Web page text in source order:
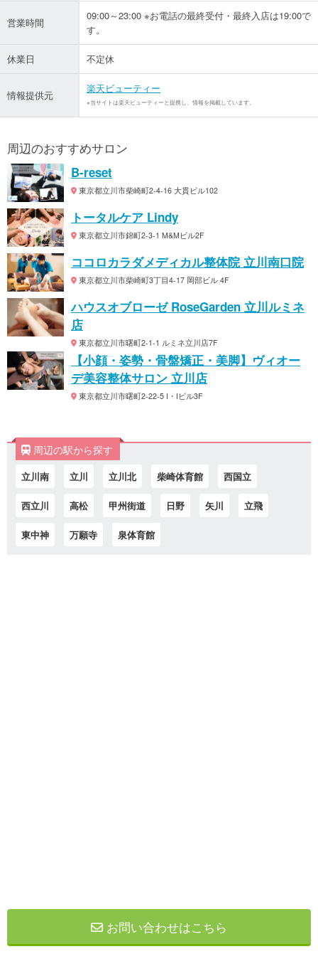
営業時間
09:00～23:00 ※お電話の最終受付・最終入店は19:00で
す。
休業日 不定休
情報提供元
楽天ビューティー
※当サイトは楽天ビューティーと提携し、情報を掲載しています。
周辺のおすすめサロン
B-reset
東京都立川市柴崎町2-4-16 大貫ビル102
トータルケア Lindy
東京都立川市錦町2-3-1 M&Mビル2F
ココロカラダメディカル整体院 立川南口院
東京都立川市柴崎町3丁目4-17 岡部ビル 4F
ハウスオブローゼ RoseGarden 立川ルミネ
店
東京都立川市曙町2-1-1 ルミネ立川店7F
【小顔・姿勢・骨盤矯正・美脚】ヴィオー
デ美容整体サロン 立川店
東京都立川市曙町2-22-5 I・Iビル3F
周辺の駅から探す
立川南 立川 立川北 柴崎体育館 西国立
西立川 高松 甲州街道 日野 矢川 立飛
東中神 万願寺 泉体育館
お問い合わせはこちら